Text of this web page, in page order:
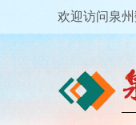
欢迎访问泉